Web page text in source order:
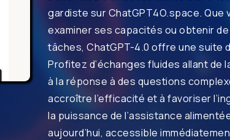
gardiste sur ChatGPT4O.space. Que
examiner ses capacités ou obtenir de
tâches, ChatGPT-4.0 offre une suite
Profitez d’échanges fluides allant de
à la réponse à des questions
accroître l’efficacité et à favoriser
la puissance de l’assistance
aujourd’hui, accessible